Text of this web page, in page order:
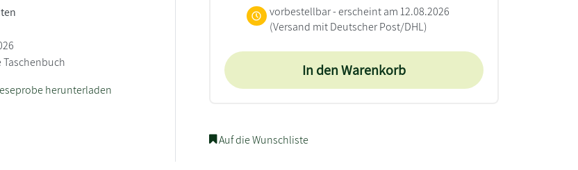
Taschenbuch
herunterladen
vorbestellbar - erscheint am 12.08.2026
(Versand mit Deutscher Post/DHL)
In den Warenkorb
Auf die Wunschliste